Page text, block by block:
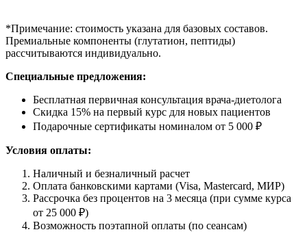
*Примечание: стоимость указана для базовых составов.
Премиальные компоненты (глутатион, пептиды)
рассчитываются индивидуально.
Специальные предложения:
Бесплатная первичная консультация врача-диетолога
Скидка 15% на первый курс для новых пациентов
Подарочные сертификаты номиналом от 5 000 ₽
Условия оплаты:
Наличный и безналичный расчет
Оплата банковскими картами (Visa, Mastercard, МИР)
Рассрочка без процентов на 3 месяца (при сумме курса
от 25 000 ₽)
Возможность поэтапной оплаты (по сеансам)